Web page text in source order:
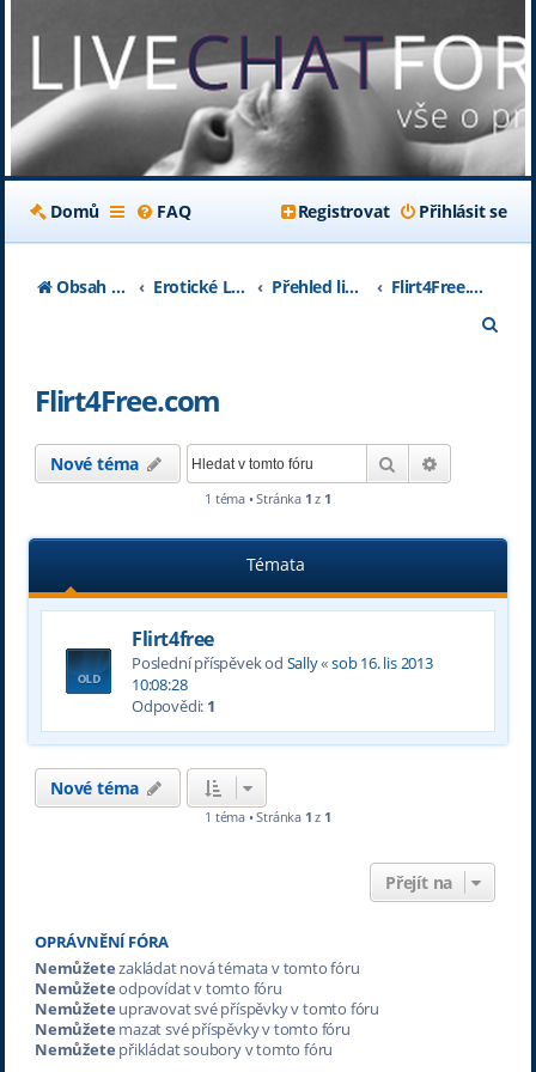
Domů FAQ Přihlásit se
Registrovat
Obsah fóra Erotické Livechaty Přehled livechatových serverů
Flirt4Free.com
Flirt4Free.com
Nové téma Hledat
1 téma • Stránka 1 z 1
Témata
Flirt4free
Poslední příspěvek od Sally«sob 16. lis 2013
10:08:28
Odpovědi: 1
Nové téma
1 téma • Stránka 1 z 1
Přejít na
OPRÁVNĚNÍ FÓRA
Nemůžetezakládat nová témata v tomto fóru
Nemůžeteodpovídat v tomto fóru
Nemůžete upravovat své příspěvky v tomto fóru
Nemůžete mazat své příspěvky v tomto fóru
Nemůžete přikládat soubory v tomto fóru